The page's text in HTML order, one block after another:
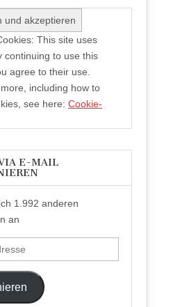
This site uses
continuing to use this
agree to their use.
including how to
see here: Cookie-
E-MAIL
1.992 anderen
an